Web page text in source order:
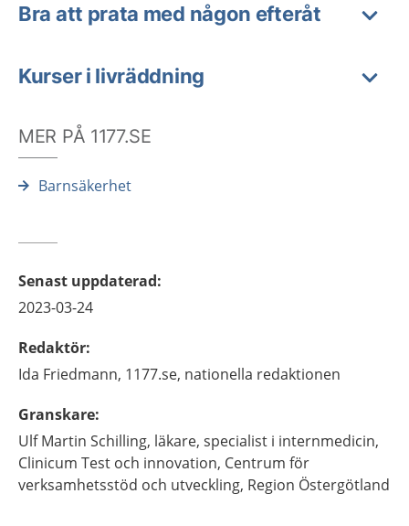
Bra att prata med någon efteråt
Kurser i livräddning
MER PÅ 1177.SE
Barnsäkerhet
Senast uppdaterad:
2023-03-24
Redaktör:
Ida Friedmann, 1177.se, nationella redaktionen
Granskare:
Ulf Martin Schilling, läkare, specialist i internmedicin,
Clinicum Test och innovation, Centrum för
verksamhetsstöd och utveckling, Region Östergötland